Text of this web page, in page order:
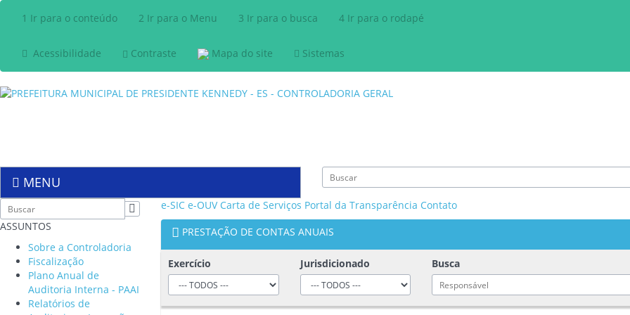
1 Ir para o conteúdo 2 Ir para o Menu 3 Ir para o busca 4 Ir para o rodapé
Acessibilidade Contraste Mapa do site Sistemas
MENU
e-SIC e-OUV Carta de Serviços Portal da Transparência Contato
ASSUNTOS
Sobre a Controladoria
Fiscalização
Plano Anual de
Auditoria Interna - PAAI
Relatórios de
PRESTAÇÃO DE CONTAS ANUAIS
Exercício Jurisdicionado Busca